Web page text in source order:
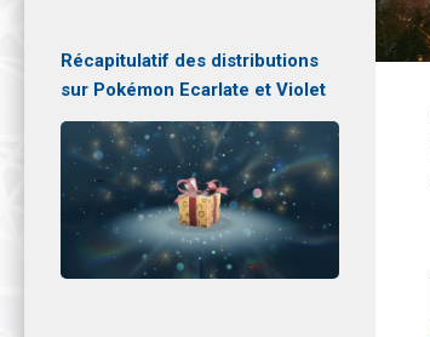
Récapitulatif des distributions
sur Pokémon Ecarlate et Violet